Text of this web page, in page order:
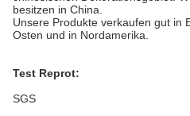
besitzen in China.
Unsere Produkte verkaufen gut in
Osten und in Nordamerika.
Test Reprot:
SGS